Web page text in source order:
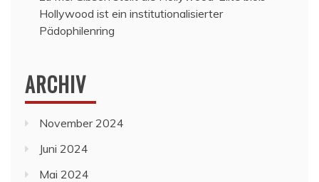
Hollywood ist ein institutionalisierter
Pädophilenring
ARCHIV
November 2024
Juni 2024
Mai 2024